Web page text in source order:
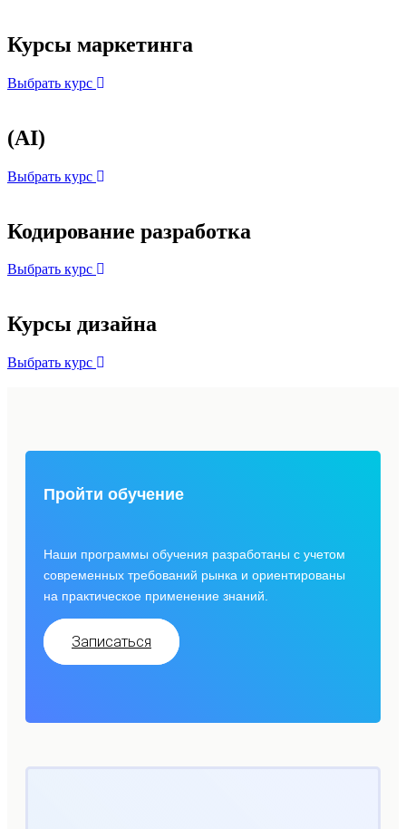
Курсы маркетинга
Выбрать курс
(AI)
Выбрать курс
Кодирование разработка
Выбрать курс
Курсы дизайна
Выбрать курс
Пройти обучение
Наши программы обучения разработаны с учетом
современных требований рынка и ориентированы
на практическое применение знаний.
Записаться